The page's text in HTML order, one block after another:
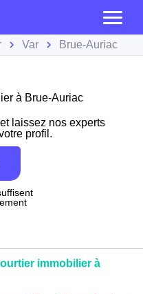
Var Brue-Auriac
à Brue-Auriac
laissez nos experts
profil.
immobilier à